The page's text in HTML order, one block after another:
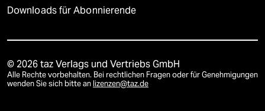
Downloads für Abonnierende
© 2026 taz Verlags und Vertriebs GmbH
Alle Rechte vorbehalten. Bei rechtlichen Fragen oder für Genehmigungen
wenden Sie sich bitte an lizenzen@taz.de